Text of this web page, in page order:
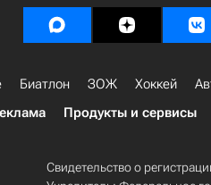
Биатлон ЗОЖ Хоккей
Продукты и сервисы
Свидетельство о